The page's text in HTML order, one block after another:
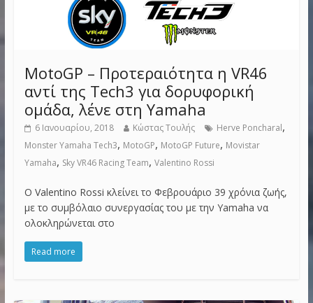
MotoGP – Προτεραιότητα η VR46
αντί της Tech3 για δορυφορική
ομάδα, λένε στη Yamaha
6 Ιανουαρίου, 2018 Κώστας Τουλής Herve Poncharal,
Monster Yamaha Tech3, MotoGP, MotoGP Future, Movistar
Yamaha, Sky VR46 Racing Team, Valentino Rossi
Ο Valentino Rossi κλείνει το Φεβρουάριο 39 χρόνια ζωής,
με το συμβόλαιο συνεργασίας του με την Yamaha να
ολοκληρώνεται στο
Read more